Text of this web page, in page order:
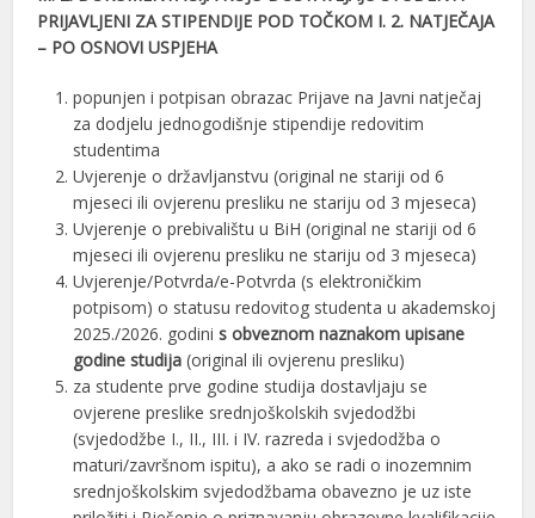
PRIJAVLJENI ZA STIPENDIJE POD TOČKOM I. 2. NATJEČAJA
– PO OSNOVI USPJEHA
popunjen i potpisan obrazac Prijave na Javni natječaj
za dodjelu jednogodišnje stipendije redovitim
studentima
Uvjerenje o državljanstvu (original ne stariji od 6
mjeseci ili ovjerenu presliku ne stariju od 3 mjeseca)
Uvjerenje o prebivalištu u BiH (original ne stariji od 6
mjeseci ili ovjerenu presliku ne stariju od 3 mjeseca)
Uvjerenje/Potvrda/e-Potvrda (s elektroničkim
potpisom) o statusu redovitog studenta u akademskoj
2025./2026. godinis obveznom naznakom upisane
godine studija(original ili ovjerenu presliku)
za studente prve godine studija dostavljaju se
ovjerene preslike srednjoškolskih svjedodžbi
(svjedodžbe I., II., III. i IV. razreda i svjedodžba o
maturi/završnom ispitu), a ako se radi o inozemnim
srednjoškolskim svjedodžbama obavezno je uz iste